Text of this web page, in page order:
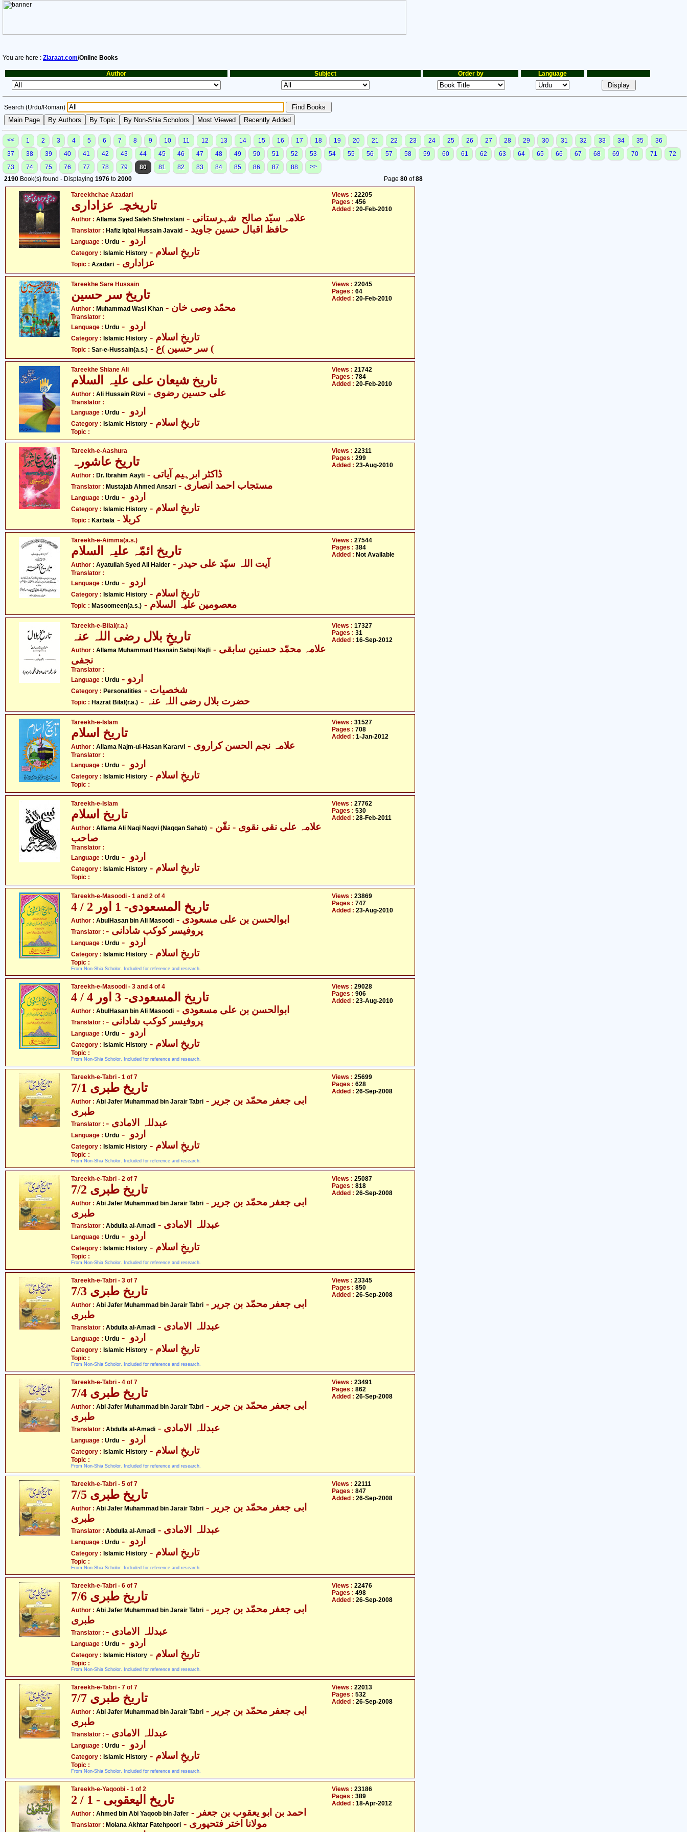
You are here : Ziaraat.com/Online Books
Author Subject Order by Language
Search (Urdu/Roman)
<< 1 2 3 4 5 6 7 8 9 10 11 12 13 14 15 16 17 18 19 20 21 22 23 24 25 26 27 28 29 30 31 32 33 34 35
36
37
38 39 40 41 42 43 44 45 46 47 48 49 50 51 52 53 54 55 56 57 58 59 60 61 62 63 64 65 66 67 68 69 70 71
72
73
74 75 76 77 78 79 80 81 82 83 84 85 86 87 88
>>
2190 Book(s) found - Displaying 1976 to 2000 Page 80of88
Tareekhchae Azadari
Author : Allama Syed Saleh Shehrstani - علامہ سیّد صالح شہرستانی
Translator : Hafiz Iqbal Hussain Javaid
Language : Urdu
Category : Islamic History - تاریخِ اسلام
Topic : Azadari - عزاداری
Views : 22205
Pages : 456
Added : 20-Feb-2010
Tareekhe Sare Hussain
Author : Muhammad Wasi Khan - محمّد وصی خان
Translator :
Language : Urdu
Category : Islamic History - تاریخِ اسلام
Topic : Sar-e-Hussain(a.s.) - سر حسین )ع (
Views : 22045
Pages : 64
Added : 20-Feb-2010
Tareekhe Shiane Ali
Author : Ali Hussain Rizvi
Translator :
Language : Urdu
Category : Islamic History - تاریخِ اسلام
Topic :
Views : 21742
Pages : 784
Added : 20-Feb-2010
Tareekh-e-Aashura
تاریخ عاشورہ
Author : Dr. Ibrahim Aayti - ڈاکٹر ابرہیم آیاتی
Translator : Mustajab Ahmed Ansari - مستجاب احمد انصاری
Language : Urdu
Category : Islamic History - تاریخِ اسلام
Topic : Karbala - کربلا
Views : 22311
Pages : 299
Added : 23-Aug-2010
Tareekh-e-Aimma(a.s.)
تاریخ ائمّہ علیہ السلام
Author : Ayatullah Syed Ali Haider - آیت اللہ سیّد علی حیدر
Translator :
Language : Urdu
Category : Islamic History - تاریخِ اسلام
Topic : Masoomeen(a.s.) - معصومین علیہ السلام
Views : 27544
Pages : 384
Added : Not Available
Tareekh-e-Bilal(r.a.)
تاریخِ بلال رضی اللہ عنہ
Author : Allama Muhammad Hasnain Sabqi Najfi - علامہ محمّد حسنین سابقی
نجفی
Translator :
Language : Urdu - اردو
Category : Personalities - شخصیات
Topic : Hazrat Bilal(r.a.) - حضرت بلال رضی اللہ عنہ
Views : 17327
Pages : 31
Added : 16-Sep-2012
Tareekh-e-Islam
تاریخ اسلام
Author : Allama Najm-ul-Hasan Kararvi - علامہ نجم الحسن کراروی
Translator :
Language : Urdu
Category : Islamic History - تاریخِ اسلام
Topic :
Views : 31527
Pages : 708
Added : 1-Jan-2012
Tareekh-e-Islam
Author : Allama Ali Naqi Naqvi (Naqqan Sahab) - علامہ علی نقی نقوی - نقّن
صاحب
Translator :
Language : Urdu
Category : Islamic History - تاریخِ اسلام
Topic :
Views : 27762
Pages : 530
Added : 28-Feb-2011
Tareekh-e-Masoodi - 1 and 2 of 4
تاریخ المسعودی- 1 اور 2 / 4
Author : AbulHasan bin Ali Masoodi
Translator : - پروفیسر کوکب شادانی
Language : Urdu
Category : Islamic History - تاریخِ اسلام
Topic :
From Non-Shia Scholor. Included for reference and research.
Views : 23869
Pages : 747
Added : 23-Aug-2010
Tareekh-e-Masoodi - 3 and 4 of 4
تاریخ المسعودی- 3 اور 4 / 4
Author : AbulHasan bin Ali Masoodi
Translator : - پروفیسر کوکب شادانی
Language : Urdu
Category : Islamic History - تاریخِ اسلام
Topic :
From Non-Shia Scholor. Included for reference and research.
Views : 29028
Pages : 906
Added : 23-Aug-2010
Tareekh-e-Tabri - 1 of 7
تاریخ طبری 7/1
Author : Abi Jafer Muhammad bin Jarair Tabri - ابی جعفر محمّد بن جریر
طبری
Translator : - عبدللہ الامادی
Language : Urdu
Category : Islamic History - تاریخِ اسلام
Topic :
From Non-Shia Scholor. Included for reference and research.
Views : 25699
Pages : 628
Added : 26-Sep-2008
Tareekh-e-Tabri - 2 of 7
تاریخ طبری 7/2
Author : Abi Jafer Muhammad bin Jarair Tabri - ابی جعفر محمّد بن جریر
طبری
Translator : Abdulla al-Amadi - عبدللہ الامادی
Language : Urdu
Category : Islamic History - تاریخِ اسلام
Topic :
From Non-Shia Scholor. Included for reference and research.
Views : 25087
Pages : 818
Added : 26-Sep-2008
Tareekh-e-Tabri - 3 of 7
تاریخ طبری 7/3
Author : Abi Jafer Muhammad bin Jarair Tabri - ابی جعفر محمّد بن جریر
طبری
Translator : Abdulla al-Amadi - عبدللہ الامادی
Language : Urdu
Category : Islamic History - تاریخِ اسلام
Topic :
From Non-Shia Scholor. Included for reference and research.
Views : 23345
Pages : 850
Added : 26-Sep-2008
Tareekh-e-Tabri - 4 of 7
تاریخ طبری 7/4
Author : Abi Jafer Muhammad bin Jarair Tabri - ابی جعفر محمّد بن جریر
طبری
Translator : Abdulla al-Amadi - عبدللہ الامادی
Language : Urdu
Category : Islamic History - تاریخِ اسلام
Topic :
From Non-Shia Scholor. Included for reference and research.
Views : 23491
Pages : 862
Added : 26-Sep-2008
Tareekh-e-Tabri - 5 of 7
تاریخ طبری 7/5
Author : Abi Jafer Muhammad bin Jarair Tabri - ابی جعفر محمّد بن جریر
طبری
Translator : Abdulla al-Amadi - عبدللہ الامادی
Language : Urdu
Category : Islamic History - تاریخِ اسلام
Topic :
From Non-Shia Scholor. Included for reference and research.
Views : 22111
Pages : 847
Added : 26-Sep-2008
Tareekh-e-Tabri - 6 of 7
تاریخ طبری 7/6
Author : Abi Jafer Muhammad bin Jarair Tabri - ابی جعفر محمّد بن جریر
طبری
Translator : - عبدللہ الامادی
Language : Urdu
Category : Islamic History - تاریخِ اسلام
Topic :
From Non-Shia Scholor. Included for reference and research.
Views : 22476
Pages : 498
Added : 26-Sep-2008
Tareekh-e-Tabri - 7 of 7
تاریخ طبری 7/7
Author : Abi Jafer Muhammad bin Jarair Tabri - ابی جعفر محمّد بن جریر
طبری
Translator : - عبدللہ الامادی
Language : Urdu
Category : Islamic History - تاریخِ اسلام
Topic :
From Non-Shia Scholor. Included for reference and research.
Views : 22013
Pages : 532
Added : 26-Sep-2008
Tareekh-e-Yaqoobi - 1 of 2
تاریخ الیعقوبی - 1 / 2
Author : Ahmed bin Abi Yaqoob bin Jafer
Translator : Molana Akhtar Fatehpoori
- مولانا اختر فتحپوری
Views : 23186
Pages : 389
Added : 18-Apr-2012